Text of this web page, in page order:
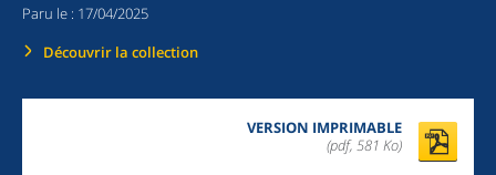
Paru le : 17/04/2025
Découvrir la collection
VERSION IMPRIMABLE
(pdf, 581 Ko)